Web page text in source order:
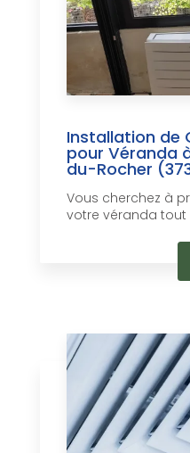
Installation de
pour Véranda
du-Rocher
Vous cherchez à
votre véranda tout